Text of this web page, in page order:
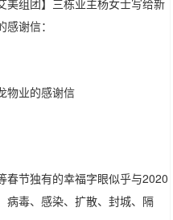
美组团】三栋业主杨女士写给新
谢信：
物业的感谢信
春节独有的幸福字眼似乎与2020
病毒、感染、扩散、封城、隔